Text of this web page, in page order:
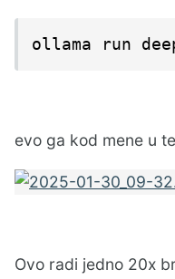
ollama run
evo ga kod mene u
Ovo radi jedno 20x